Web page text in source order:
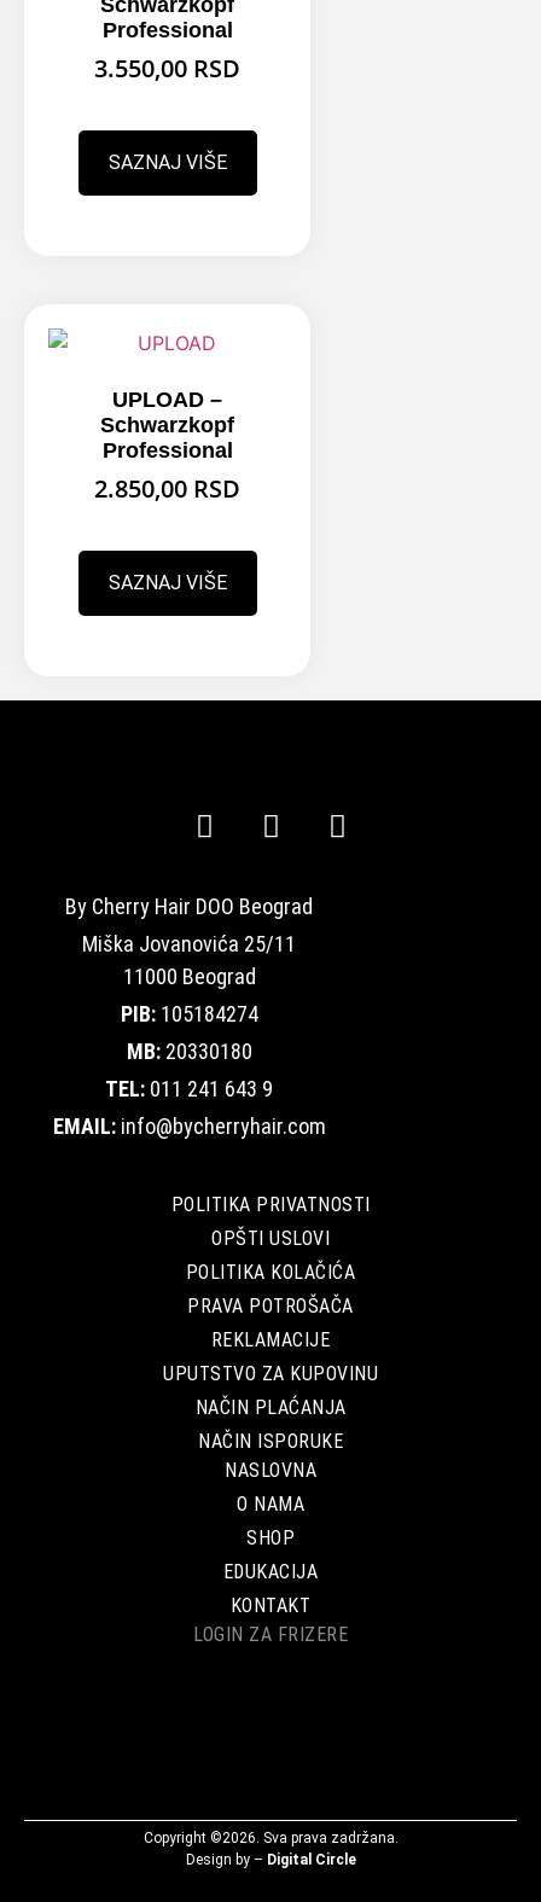
Schwarzkopf
Professional
3.550,00 RSD
SAZNAJ VIŠE
UPLOAD –
Schwarzkopf
Professional
2.850,00 RSD
SAZNAJ VIŠE
By Cherry Hair DOO Beograd
Miška Jovanovića 25/11
11000 Beograd
PIB:105184274
MB:20330180
TEL: 011 241 643 9
EMAIL:info@bycherryhair.com
POLITIKA PRIVATNOSTI
OPŠTI USLOVI
POLITIKA KOLAČIĆA
PRAVA POTROŠAČA
REKLAMACIJE
UPUTSTVO ZA KUPOVINU
NAČIN PLAĆANJA
NAČIN ISPORUKE
NASLOVNA
O NAMA
SHOP
EDUKACIJA
KONTAKT
LOGIN ZA FRIZERE
Copyright ©2026. Sva prava zadržana.
Design by – Digital Circle